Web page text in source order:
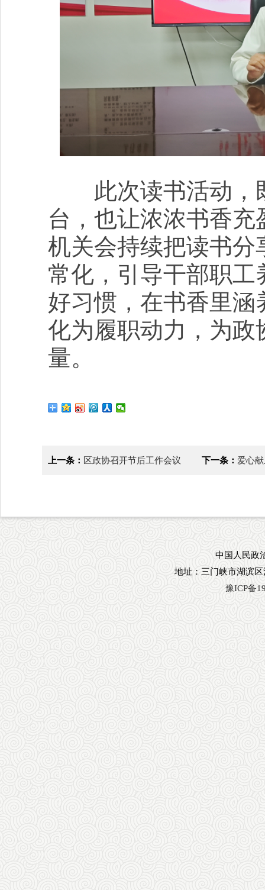
此次读书活动，
台，也让浓浓书香
机关会持续把读书
常化，引导干部职
好习惯，在书香里
化为履职动力，为
量。
上一条： 区政协召开节后工作会议 下一条： 爱心
中国人民政
地址：三门峡市湖滨
豫ICP备